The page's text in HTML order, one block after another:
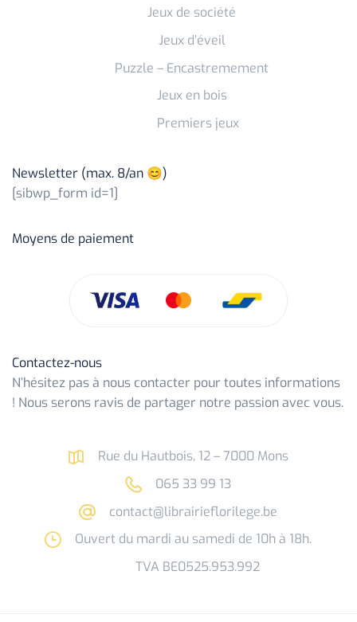
Jeux de société
Jeux d’éveil
Puzzle – Encastremement
Jeux en bois
Premiers jeux
Newsletter (max. 8/an 😊)
[sibwp_form id=1]
Moyens de paiement
Contactez-nous
N’hésitez pas à nous contacter pour toutes informations
! Nous serons ravis de partager notre passion avec vous.
Rue du Hautbois, 12 – 7000 Mons
065 33 99 13
contact@librairieflorilege.be
Ouvert du mardi au samedi de 10h à 18h.
TVA BE0525.953.992